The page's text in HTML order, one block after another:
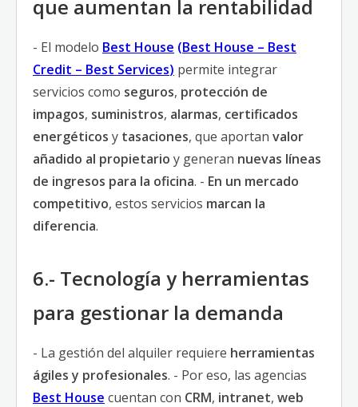
que aumentan la rentabilidad
- El modelo Best House (Best House – Best
Credit – Best Services) permite integrar
servicios como seguros, protección de
impagos, suministros, alarmas, certificados
energéticos y tasaciones, que aportan valor
añadido al propietario y generan nuevas líneas
de ingresos para la oficina. - En un mercado
competitivo, estos servicios marcan la
diferencia.
6.- Tecnología y herramientas
para gestionar la demanda
- La gestión del alquiler requiere herramientas
ágiles y profesionales. - Por eso, las agencias
Best House cuentan con CRM, intranet, web